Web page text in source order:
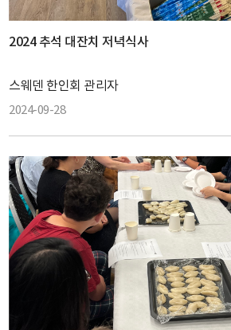
2024 추석 대잔치 저녁식사
스웨덴 한인회 관리자
2024-09-28